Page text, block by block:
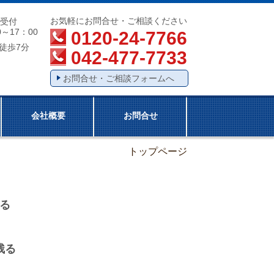
付
17：00
歩7分
お気軽にお問合せ・ご相談ください
0120-24-7766
042-477-7733
お問合せ・ご相談フォームへ
会社概要 お問合せ
トップページ
る